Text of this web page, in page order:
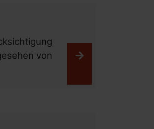
von
Weiterlesen